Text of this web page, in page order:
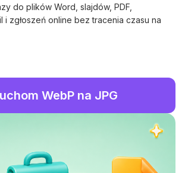
do plików Word, slajdów, PDF,
i zgłoszeń online bez tracenia czasu na
WebP na JPG